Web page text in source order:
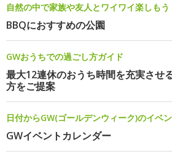
自然の中で家族や友人とワイワイ楽しもう
BBQにおすすめの公園
GWおうちでの過ごし方ガイド
最大12連休のおうち時間を充実させ
方をご提案
日付からGW(ゴールデンウィーク)のイベ
GWイベントカレンダー